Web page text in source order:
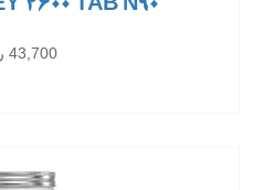
4600 TAB N90
43,700 ریال